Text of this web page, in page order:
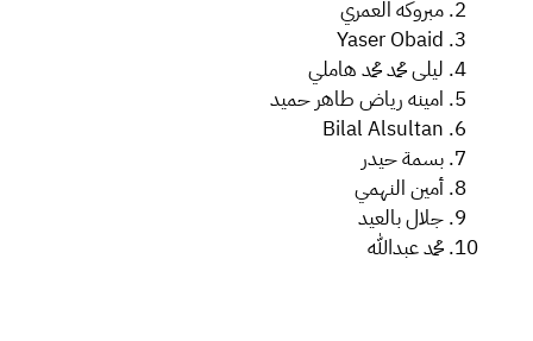
مبروكه العمري
Yaser Obaid
ليلى محمد محمد هاملي
امينه رياض طاهر حميد
Bilal Alsultan
بسمة حيدر
أمين النهمي
جلال بالعيد
محمد عبدالله